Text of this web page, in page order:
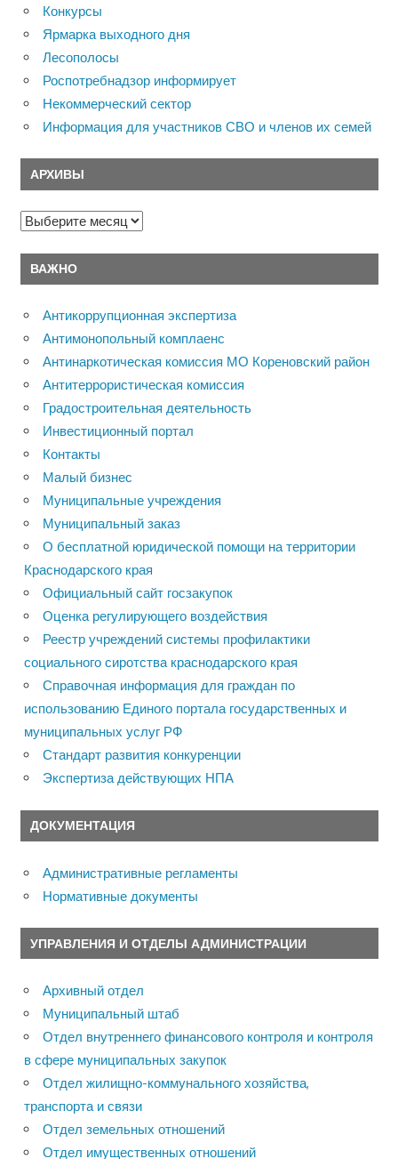
Конкурсы
Ярмарка выходного дня
Лесополосы
Роспотребнадзор информирует
Некоммерческий сектор
Информация для участников СВО и членов их семей
АРХИВЫ
Архивы
ВАЖНО
Антикоррупционная экспертиза
Антимонопольный комплаенс
Антинаркотическая комиссия МО Кореновский район
Антитеррористическая комиссия
Градостроительная деятельность
Инвестиционный портал
Контакты
Малый бизнес
Муниципальные учреждения
Муниципальный заказ
О бесплатной юридической помощи на территории
Краснодарского края
Официальный сайт госзакупок
Оценка регулирующего воздействия
Реестр учреждений системы профилактики
социального сиротства краснодарского края
Справочная информация для граждан по
использованию Единого портала государственных и
муниципальных услуг РФ
Стандарт развития конкуренции
Экспертиза действующих НПА
ДОКУМЕНТАЦИЯ
Административные регламенты
Нормативные документы
УПРАВЛЕНИЯ И ОТДЕЛЫ АДМИНИСТРАЦИИ
Архивный отдел
Муниципальный штаб
Отдел внутреннего финансового контроля и контроля
в сфере муниципальных закупок
Отдел жилищно-коммунального хозяйства,
транспорта и связи
Отдел земельных отношений
Отдел имущественных отношений